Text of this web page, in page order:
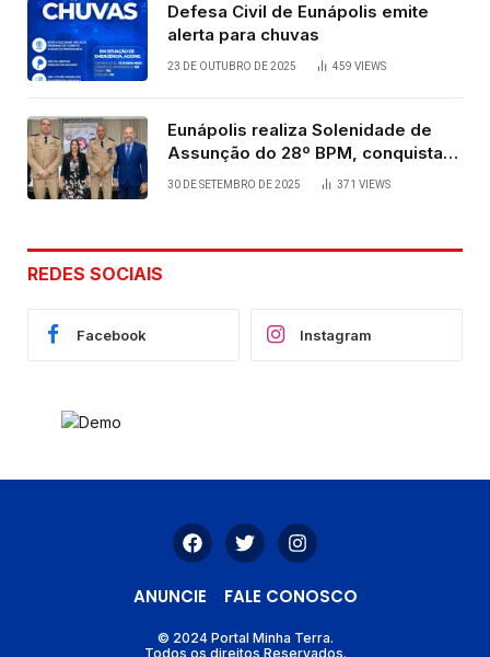
Defesa Civil de Eunápolis emite
alerta para chuvas
23 DE OUTUBRO DE 2025 459 VIEWS
Eunápolis realiza Solenidade de
Assunção do 28º BPM, conquista
viabilizada por articulação política
30 DE SETEMBRO DE 2025 371 VIEWS
REDES SOCIAIS
Facebook Instagram
ANUNCIE FALE CONOSCO
© 2024 Portal Minha Terra.
Todos os direitos Reservados.